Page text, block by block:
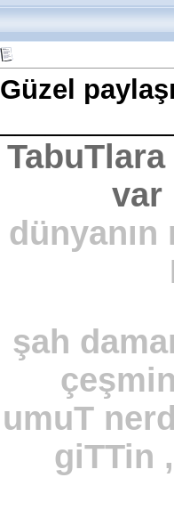
Güzel
var
şah
umuT
giTTin